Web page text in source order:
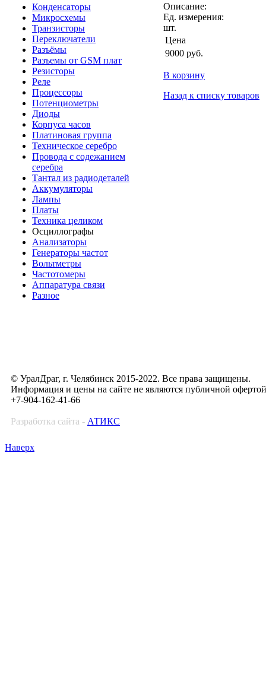
Конденсаторы
Микросхемы
Транзисторы
Переключатели
Разъёмы
Разъемы от GSM плат
Резисторы
Реле
Процессоры
Потенциометры
Диоды
Корпуса часов
Платиновая группа
Техническое серебро
Провода с содежанием
серебра
Тантал из радиодеталей
Аккумуляторы
Лампы
Платы
Техника целиком
Осциллографы
Анализаторы
Генераторы частот
Вольтметры
Частотомеры
Аппаратура связи
Разное
Описание:
Ед. измерения:
шт.
Цена
9000 руб.
В корзину
Назад к списку товаров
© УралДраг, г. Челябинск 2015-2022. Все права защищены.
Информация и цены на сайте не являются публичной офертой
+7-904-162-41-66
Разработка сайта - АТИКС
Наверх